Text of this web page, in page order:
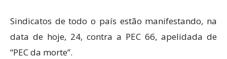
Sindicatos de todo o país estão manifestando, na
data de hoje, 24, contra a PEC 66, apelidada de
“PEC da morte”.